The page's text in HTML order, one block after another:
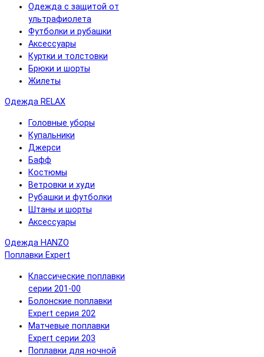
Одежда с защитой от
ультрафиолета
Футболки и рубашки
Аксессуары
Куртки и толстовки
Брюки и шорты
Жилеты
Одежда RELAX
Головные уборы
Купальники
Джерси
Бафф
Костюмы
Ветровки и худи
Рубашки и футболки
Штаны и шорты
Аксессуары
Одежда HANZO
Поплавки Expert
Классические поплавки
серии 201-00
Болонские поплавки
Expert серия 202
Матчевые поплавки
Expert серии 203
Поплавки для ночной